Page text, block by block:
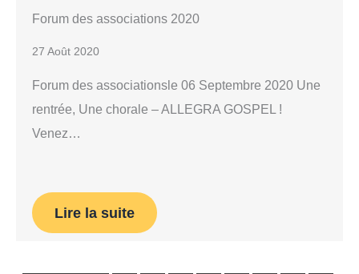
Forum des associations 2020
27 Août 2020
Forum des associationsle 06 Septembre 2020 Une
rentrée, Une chorale – ALLEGRA GOSPEL !
Venez…
Lire la suite